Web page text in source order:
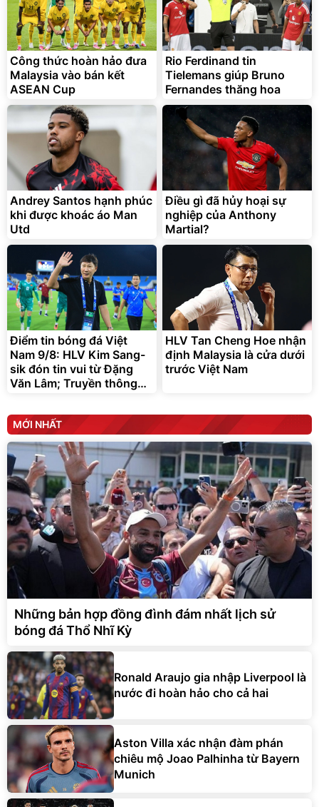
Bạt phủ xe ô tô cao cấp,
tráng nhôm 03 lớp
392.000đ
325.000 đ
Đã bán nhiều
Xe đạp điện trợ lực G-
Force C14 gấp gọn bỏ cốp
tiện lợi
9.900.000
7.092.000đ
Đang xem nhiều
G-FORCE VIETNA
Công thức hoàn hảo đưa
Malaysia vào bán kết
ASEAN Cup
Rio Ferdinand tin
Tielemans giúp Bruno
Fernandes thăng hoa
Andrey Santos hạnh phúc
khi được khoác áo Man
Utd
Điều gì đã hủy hoại sự
nghiệp của Anthony
Martial?
Điểm tin bóng đá Việt
Nam 9/8: HLV Kim Sang-
sik đón tin vui từ Đặng
Văn Lâm; Truyền thông
HLV Tan Cheng Hoe nhận
định Malaysia là cửa dưới
trước Việt Nam
MỚI NHẤT
Những bản hợp đồng đình đám nhất lịch sử
bóng đá Thổ Nhĩ Kỳ
Ronald Araujo gia nhập Liverpool là
nước đi hoàn hảo cho cả hai
Aston Villa xác nhận đàm phán
chiêu mộ Joao Palhinha từ Bayern
Munich